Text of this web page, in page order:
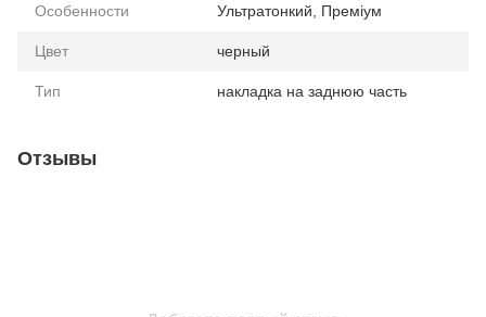
Особенности Ультратонкий, Преміум
Цвет черный
Тип накладка на заднюю часть
Отзывы